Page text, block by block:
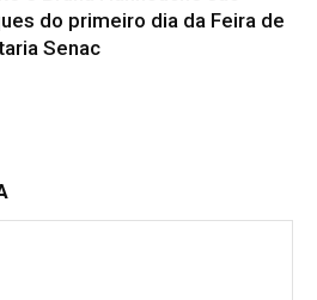
do primeiro dia da Feira de
Senac